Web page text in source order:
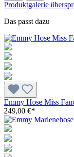
Produktgalerie
Das passt dazu
Emmy Hose Miss
249,00 €*